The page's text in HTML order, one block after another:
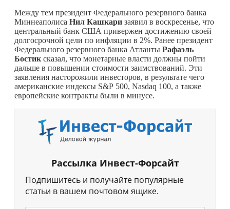
Между тем президент Федерального резервного банка
Миннеаполиса Нил Кашкари заявил в воскресенье, что
центральный банк США привержен достижению своей
долгосрочной цели по инфляции в 2%. Ранее президент
Федерального резервного банка Атланты Рафаэль
Бостик сказал, что монетарные власти должны пойти
дальше в повышении стоимости заимствований. Эти
заявления насторожили инвесторов, в результате чего
американские индексы S&P 500, Nasdaq 100, а также
европейские контракты были в минусе.
Рассылка Инвест-Форсайт
Подпишитесь и получайте популярные
статьи в вашем почтовом ящике.